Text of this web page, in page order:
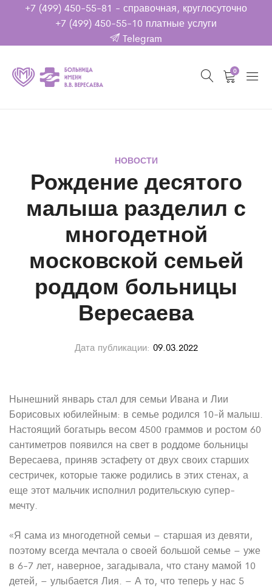
+7 (499) 450-55-81 - справочная, круглосуточно
+7 (499) 450-55-10 платные услуги
Telegram
0
НОВОСТИ
Рождение десятого
малыша разделил с
многодетной
московской семьей
роддом больницы
Вересаева
Дата публикации: 09.03.2022
Нынешний январь стал для семьи Ивана и Лии
Борисовых юбилейным: в семье родился 10-й малыш.
Настоящий богатырь весом 4500 граммов и ростом 60
сантиметров появился на свет в роддоме больницы
Вересаева, приняв эстафету от двух своих старших
сестричек, которые также родились в этих стенах, а
еще этот мальчик исполнил родительскую супер-
мечту.
«Я сама из многодетной семьи – старшая из девяти,
поэтому всегда мечтала о своей большой семье – уже
в 6-7 лет, наверное, загадывала, что стану мамой 10
детей, – улыбается Лия. – А то, что теперь у нас 5